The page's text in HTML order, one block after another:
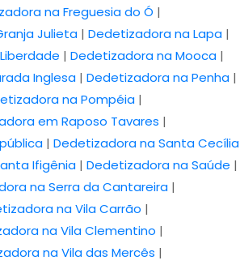
na Freguesia do Ó |
Julieta| Dedetizadora na Lapa|
| Dedetizadora na Mooca|
Inglesa | Dedetizadora na Penha |
na Pompéia |
em Raposo Tavares |
| Dedetizadora na Santa Cecília
Ifigênia | Dedetizadora na Saúde |
na Serra da Cantareira|
na Vila Carrão |
na Vila Clementino |
na Vila das Mercês |